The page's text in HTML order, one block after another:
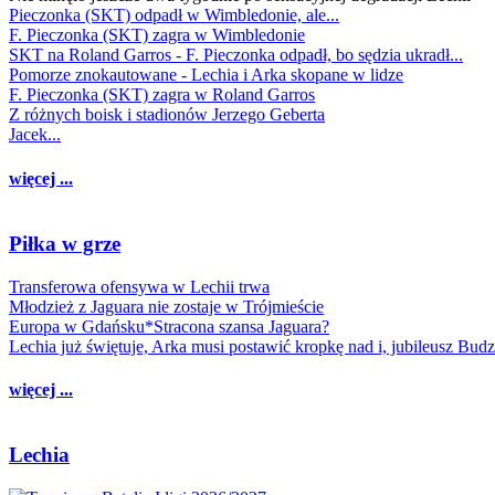
Pieczonka (SKT) odpadł w Wimbledonie, ale...
F. Pieczonka (SKT) zagra w Wimbledonie
SKT na Roland Garros - F. Pieczonka odpadł, bo sędzia ukradł...
Pomorze znokautowane - Lechia i Arka skopane w lidze
F. Pieczonka (SKT) zagra w Roland Garros
Z różnych boisk i stadionów Jerzego Geberta
Jacek...
więcej ...
Piłka w grze
Transferowa ofensywa w Lechii trwa
Młodzież z Jaguara nie zostaje w Trójmieście
Europa w Gdańsku*Stracona szansa Jaguara?
Lechia już świętuje, Arka musi postawić kropkę nad i, jubileusz
więcej ...
Lechia